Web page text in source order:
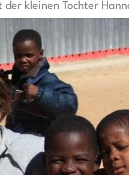
kleinen Tochter